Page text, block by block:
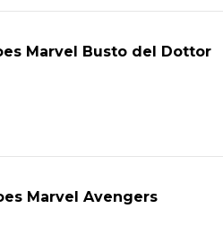
Marvel Busto del Dottor
Marvel Avengers